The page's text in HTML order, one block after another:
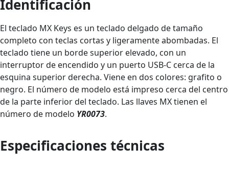
Identificación
El teclado MX Keys es un teclado delgado de tamaño
completo con teclas cortas y ligeramente abombadas. El
teclado tiene un borde superior elevado, con un
interruptor de encendido y un puerto USB-C cerca de la
esquina superior derecha. Viene en dos colores: grafito o
negro. El número de modelo está impreso cerca del centro
de la parte inferior del teclado. Las llaves MX tienen el
número de modelo YR0073.
Especificaciones técnicas